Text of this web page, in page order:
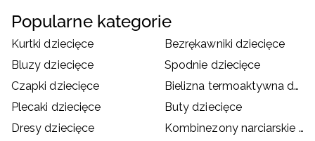
Popularne kategorie
Kurtki dziecięce
Bezrękawniki dziecięce
Bluzy dziecięce
Spodnie dziecięce
Czapki dziecięce
Bielizna termoaktywna dziecięca
Plecaki dziecięce
Buty dziecięce
Dresy dziecięce
Kombinezony narciarskie dziecięce